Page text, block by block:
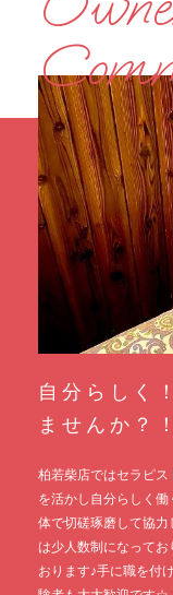
自分らしく
ませんか？！
柏若柴店ではセラピ
を活かし自分らしく
体で切磋琢磨して協
は少人数制になって
おります♪手に職を付